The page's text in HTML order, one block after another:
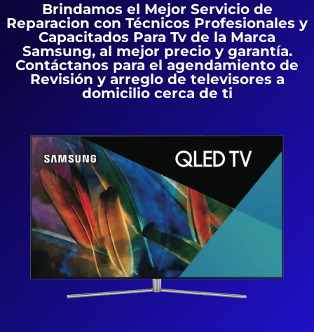
Brindamos el Mejor Servicio de
Reparacion con Técnicos Profesionales y
Capacitados Para Tv de la Marca
Samsung, al mejor precio y garantía.
Contáctanos para el agendamiento de
Revisión y arreglo de televisores a
domicilio cerca de ti